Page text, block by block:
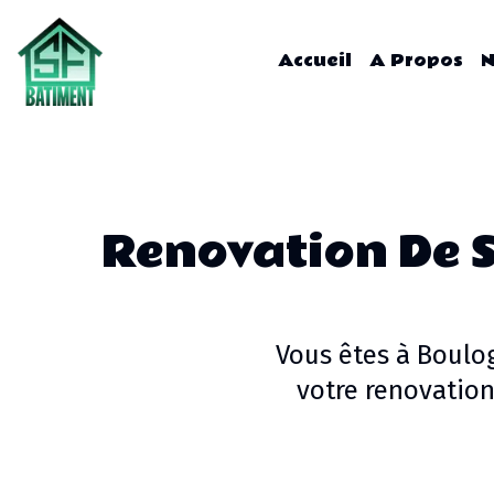
Accueil A Propos
Renovation De
Vous êtes à
votre